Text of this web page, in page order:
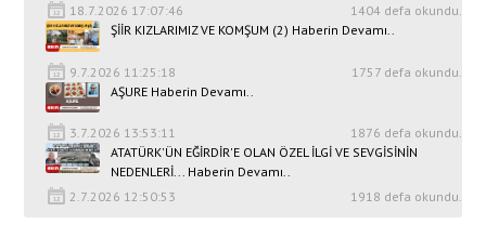
18.7.2026 17:07:46
1404 defa okundu.
ŞİİR KIZLARIMIZ VE KOMŞUM (2) Haberin Devamı..
9.7.2026 11:25:18
1757 defa okundu.
AŞURE Haberin Devamı..
3.7.2026 13:53:11
1876 defa okundu.
ATATÜRK'ÜN EĞİRDİR'E OLAN ÖZEL İLGİ VE SEVGİSİNİN
NEDENLERİ... Haberin Devamı..
2.7.2026 12:50:53
1918 defa okundu.